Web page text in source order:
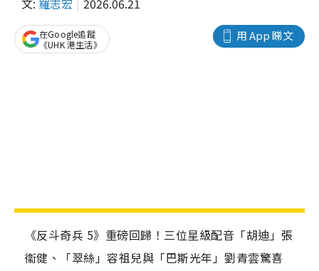
文: 羅志宏 2026.06.21
用 App 睇文
在Google追蹤
《UHK 港生活》
《反斗奇兵 5》重磅回歸！三位星級配音「胡迪」張
衞健、「翠絲」容祖兒與「巴斯光年」劉青雲驚喜